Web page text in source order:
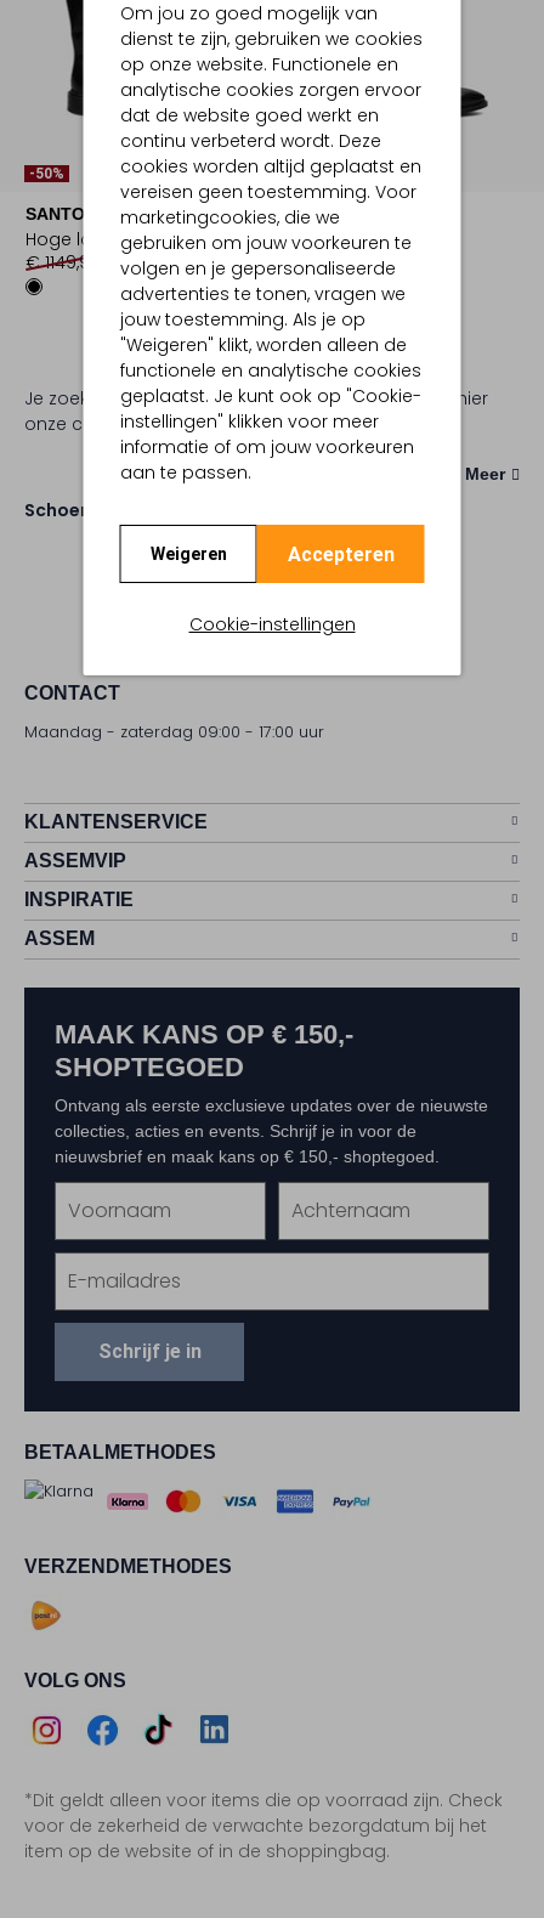
Om jou zo goed mogelijk van
dienst te zijn, gebruiken we cookies
op onze website. Functionele en
analytische cookies zorgen ervoor
dat de website goed werkt en
continu verbeterd wordt. Deze
cookies worden altijd geplaatst en
vereisen geen toestemming. Voor
marketingcookies, die we
gebruiken om jouw voorkeuren te
volgen en je gepersonaliseerde
advertenties te tonen, vragen we
jouw toestemming. Als je op
"Weigeren" klikt, worden alleen de
functionele en analytische cookies
geplaatst. Je kunt ook op "Cookie-
instellingen" klikken voor meer
informatie of om jouw voorkeuren
aan te passen.
Weigeren Accepteren
Cookie-instellingen
-50%
SANTONI
Hoge laarzen
€ 1149,95
€ 574,99
Laatste Item
-50%
SANTONI
Hoge laarzen
€ 1149,95 € 574,99
Je zoekt laarzen van de beste kwaliteit. Bekijk dan hier
onze collectie Santoni laarzen.
Meer
Schoenen
CONTACT
Maandag - zaterdag 09:00 - 17:00 uur
KLANTENSERVICE
ASSEMVIP
INSPIRATIE
ASSEM
BETAALMETHODES
VERZENDMETHODES
VOLG ONS
Instagram
Facebook
TikTokLinkedIn
*Dit geldt alleen voor items die op voorraad zijn. Check
voor de zekerheid de verwachte bezorgdatum bij het
item op de website of in de shoppingbag.
MAAK KANS OP € 150,-
SHOPTEGOED
Ontvang als eerste exclusieve updates over de nieuwste
collecties, acties en events. Schrijf je in voor de
nieuwsbrief en maak kans op € 150,- shoptegoed.
Schrijf je in